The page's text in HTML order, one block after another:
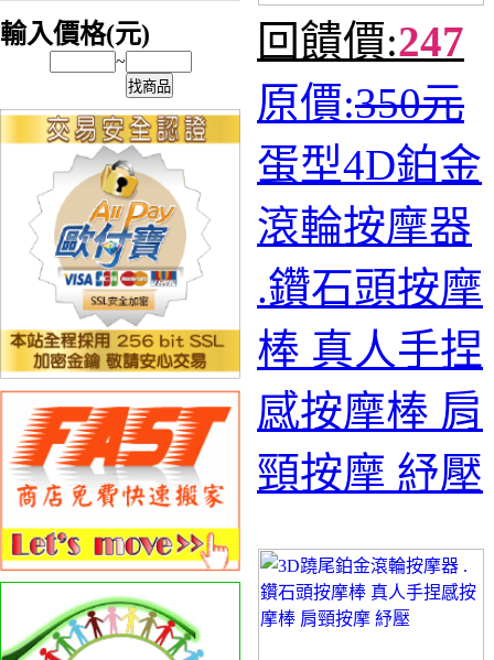
輸入價格(元)
~
找商品
回饋價:247
原價:350元
蛋型4D鉑金
滾輪按摩器
.鑽石頭按摩
棒 真人手捏
感按摩棒 肩
頸按摩 紓壓